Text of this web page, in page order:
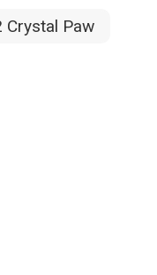
12 Crystal Paw